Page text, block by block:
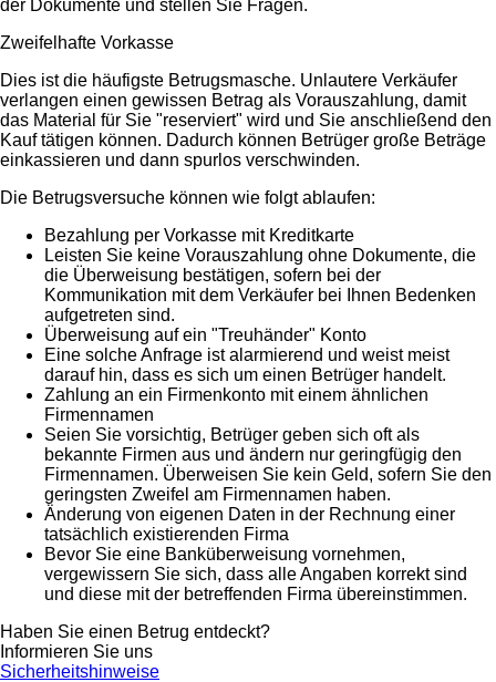
der Dokumente und stellen Sie Fragen.
Zweifelhafte Vorkasse
Dies ist die häufigste Betrugsmasche. Unlautere Verkäufer
verlangen einen gewissen Betrag als Vorauszahlung, damit
das Material für Sie "reserviert" wird und Sie anschließend den
Kauf tätigen können. Dadurch können Betrüger große Beträge
einkassieren und dann spurlos verschwinden.
Die Betrugsversuche können wie folgt ablaufen:
Bezahlung per Vorkasse mit Kreditkarte
Leisten Sie keine Vorauszahlung ohne Dokumente, die
die Überweisung bestätigen, sofern bei der
Kommunikation mit dem Verkäufer bei Ihnen Bedenken
aufgetreten sind.
Überweisung auf ein "Treuhänder" Konto
Eine solche Anfrage ist alarmierend und weist meist
darauf hin, dass es sich um einen Betrüger handelt.
Zahlung an ein Firmenkonto mit einem ähnlichen
Firmennamen
Seien Sie vorsichtig, Betrüger geben sich oft als
bekannte Firmen aus und ändern nur geringfügig den
Firmennamen. Überweisen Sie kein Geld, sofern Sie den
geringsten Zweifel am Firmennamen haben.
Änderung von eigenen Daten in der Rechnung einer
tatsächlich existierenden Firma
Bevor Sie eine Banküberweisung vornehmen,
vergewissern Sie sich, dass alle Angaben korrekt sind
und diese mit der betreffenden Firma übereinstimmen.
Haben Sie einen Betrug entdeckt?
Informieren Sie uns
Sicherheitshinweise